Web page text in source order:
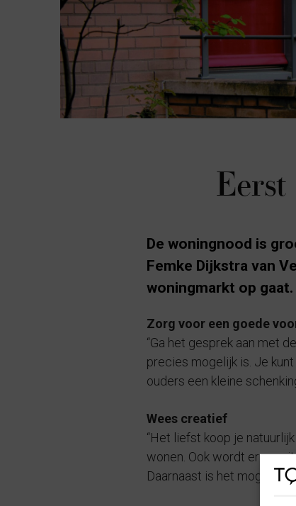
De woningnood is
Femke Dijkstra van
woningmarkt op gaat.
Zorg voor een goede
“Ga het gesprek aan met
precies mogelijk is. Je
ouders een kleine
Wees creatief
“Het liefst koop je
wonen. Ook wordt er
Daarnaast is het mogelijk